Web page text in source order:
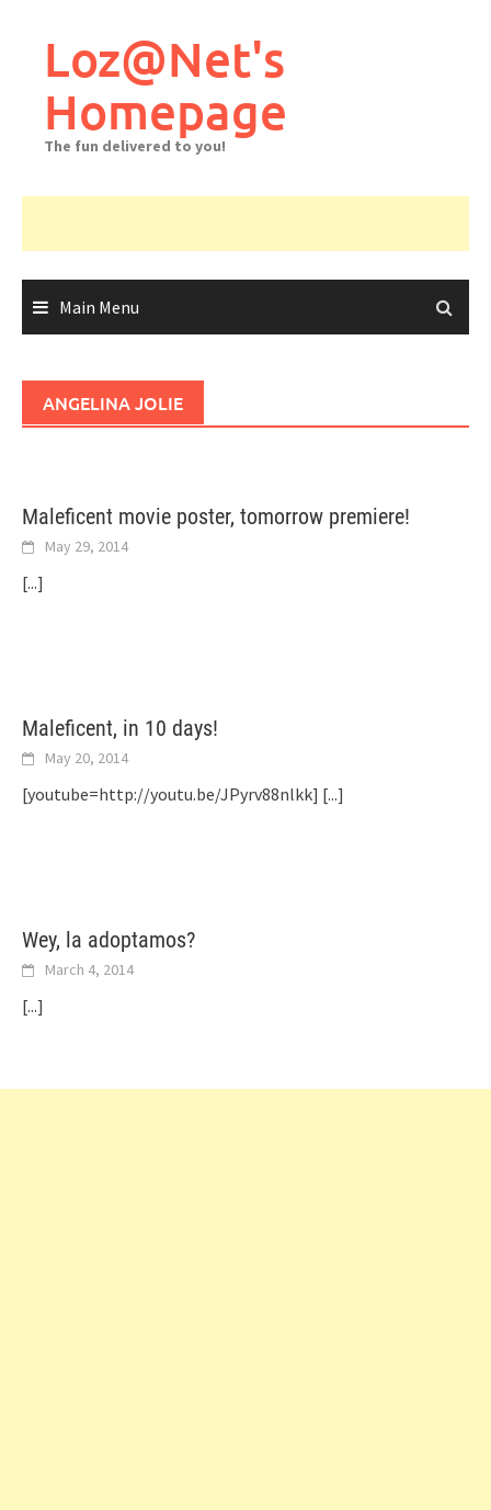
Loz@Net's
Homepage
The fun delivered to you!
Main Menu
ANGELINA JOLIE
Maleficent movie poster, tomorrow premiere!
May 29, 2014
[...]
Maleficent, in 10 days!
May 20, 2014
[youtube=http://youtu.be/JPyrv88nlkk] [...]
Wey, la adoptamos?
March 4, 2014
[...]